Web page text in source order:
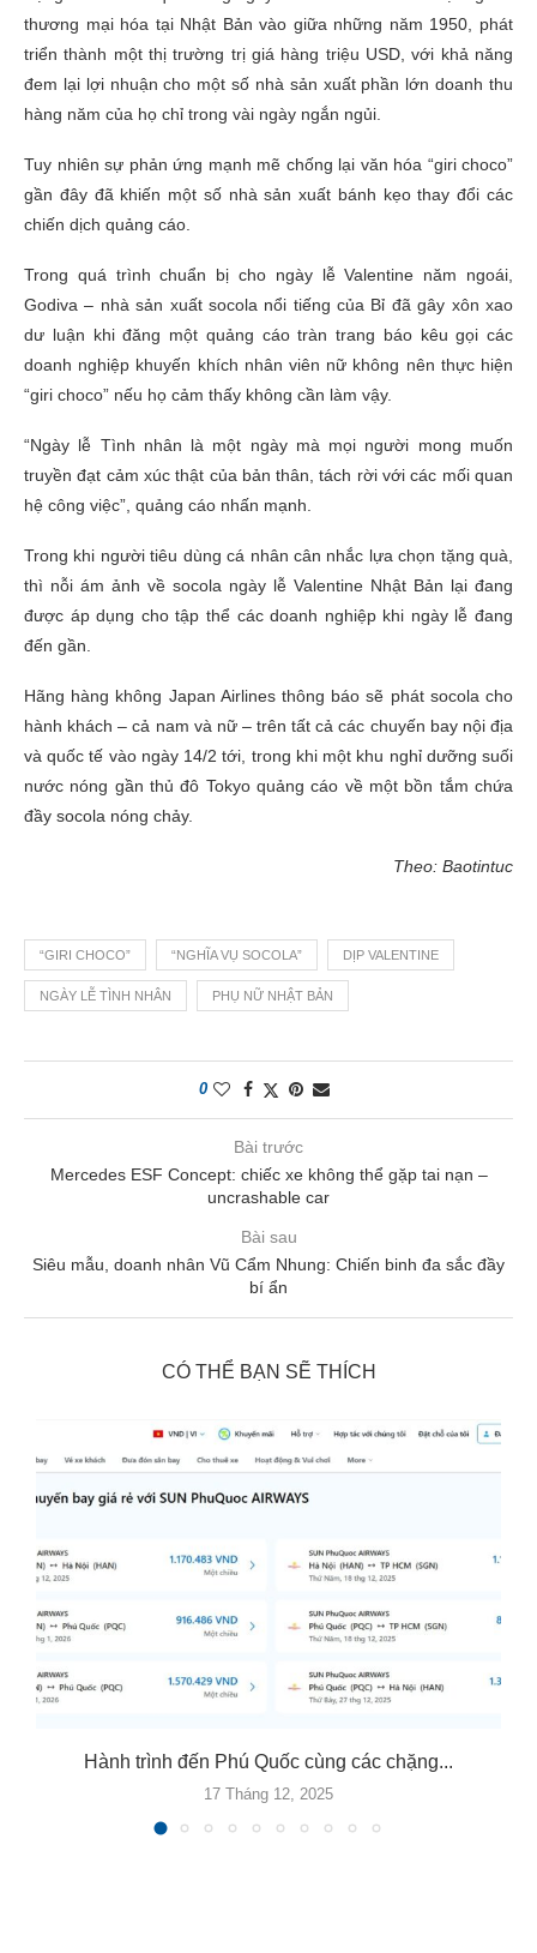
thương mại hóa tại Nhật Bản vào giữa những năm 1950, phát
triển thành một thị trường trị giá hàng triệu USD, với khả năng
đem lại lợi nhuận cho một số nhà sản xuất phần lớn doanh thu
hàng năm của họ chỉ trong vài ngày ngắn ngủi.
Tuy nhiên sự phản ứng mạnh mẽ chống lại văn hóa “giri choco”
gần đây đã khiến một số nhà sản xuất bánh kẹo thay đổi các
chiến dịch quảng cáo.
Trong quá trình chuẩn bị cho ngày lễ Valentine năm ngoái,
Godiva – nhà sản xuất socola nổi tiếng của Bỉ đã gây xôn xao
dư luận khi đăng một quảng cáo tràn trang báo kêu gọi các
doanh nghiệp khuyến khích nhân viên nữ không nên thực hiện
“giri choco” nếu họ cảm thấy không cần làm vậy.
“Ngày lễ Tình nhân là một ngày mà mọi người mong muốn
truyền đạt cảm xúc thật của bản thân, tách rời với các mối quan
hệ công việc”, quảng cáo nhấn mạnh.
Trong khi người tiêu dùng cá nhân cân nhắc lựa chọn tặng quà,
thì nỗi ám ảnh về socola ngày lễ Valentine Nhật Bản lại đang
được áp dụng cho tập thể các doanh nghiệp khi ngày lễ đang
đến gần.
Hãng hàng không Japan Airlines thông báo sẽ phát socola cho
hành khách – cả nam và nữ – trên tất cả các chuyến bay nội địa
và quốc tế vào ngày 14/2 tới, trong khi một khu nghỉ dưỡng suối
nước nóng gần thủ đô Tokyo quảng cáo về một bồn tắm chứa
đầy socola nóng chảy.
Theo: Baotintuc
“GIRI CHOCO” “NGHĨA VỤ SOCOLA” DỊP VALENTINE
NGÀY LỄ TÌNH NHÂN PHỤ NỮ NHẬT BẢN
0
Bài trước
Mercedes ESF Concept: chiếc xe không thể gặp tai nạn –
uncrashable car
Bài sau
Siêu mẫu, doanh nhân Vũ Cẩm Nhung: Chiến binh đa sắc đầy
bí ẩn
CÓ THỂ BẠN SẼ THÍCH
Hành trình đến Phú Quốc cùng các chặng...
17 Tháng 12, 2025